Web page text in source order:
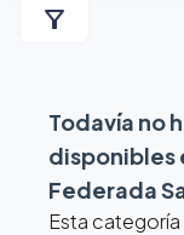
filter_alt
Todavía no
disponibles
Federada
Esta